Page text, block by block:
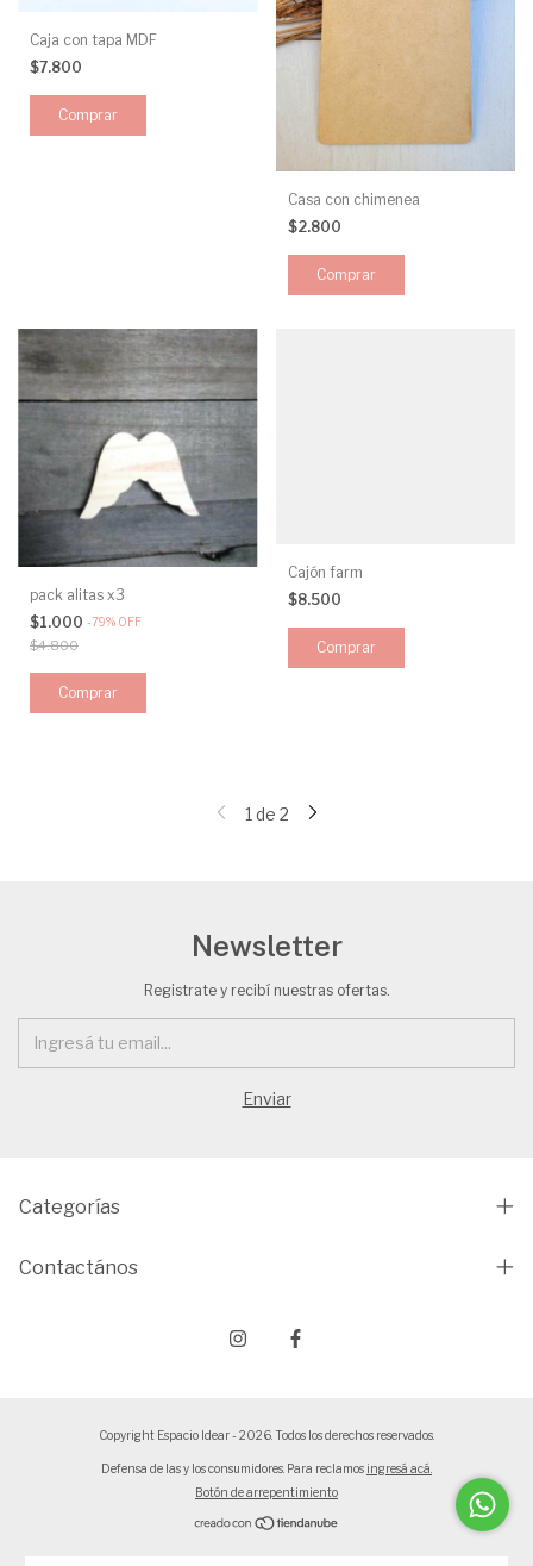
Caja con tapa MDF
$7.800
Comprar
Casa con chimenea
$2.800
pack alitas x3
$1.000 -79% OFF
$4.800
Cajón farm
$8.500
1 de 2
Newsletter
Registrate y recibí nuestras ofertas.
Categorías
Contactános
Copyright Espacio Idear - 2026. Todos los derechos reservados.
Defensa de las y los consumidores. Para reclamos ingresá acá.
Botón de arrepentimiento